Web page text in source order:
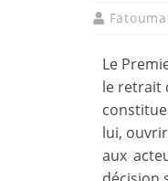
Le
le retrait
lui,
aux